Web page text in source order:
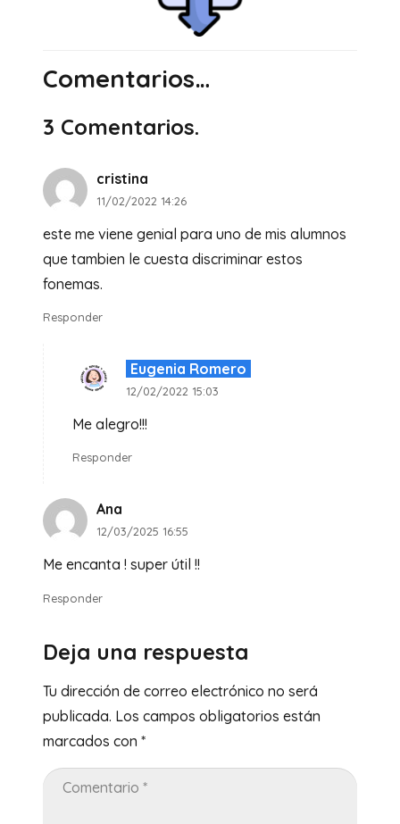
Comentarios…
3 Comentarios.
cristina
11/02/2022 14:26
este me viene genial para uno de mis alumnos
que tambien le cuesta discriminar estos
fonemas.
Responder
Eugenia Romero
12/02/2022 15:03
Me alegro!!!
Responder
Ana
12/03/2025 16:55
Me encanta ! super útil !!
Responder
Deja una respuesta
Tu dirección de correo electrónico no será
publicada. Los campos obligatorios están
marcados con *